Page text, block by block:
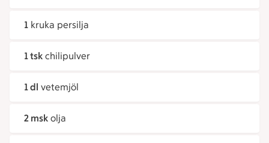
1 kruka persilja
1 tsk chilipulver
1 dl vetemjöl
2 msk olja